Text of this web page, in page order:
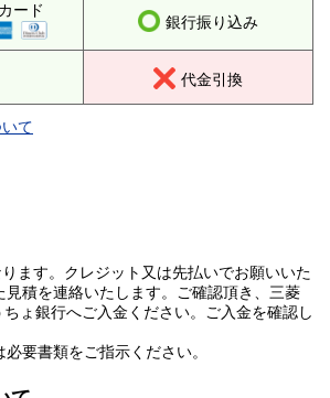
ード
銀行振り込み
代金引換
て
ます。クレジット又は先払いでお願いいた
見積を連絡いたします。ご確認頂き、三菱
ょ銀行へご入金ください。ご入金を確認し
要書類をご指示ください。